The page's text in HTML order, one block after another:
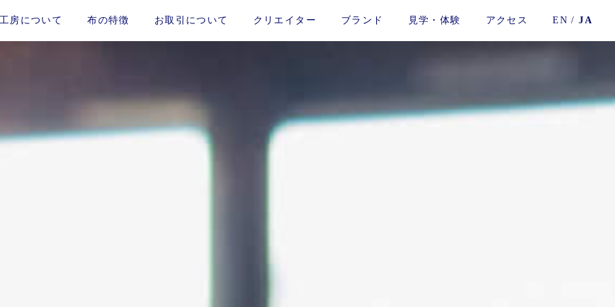
房について 布の特徴 お取引について クリエイター ブランド 見学・体験 アクセス EN / JA